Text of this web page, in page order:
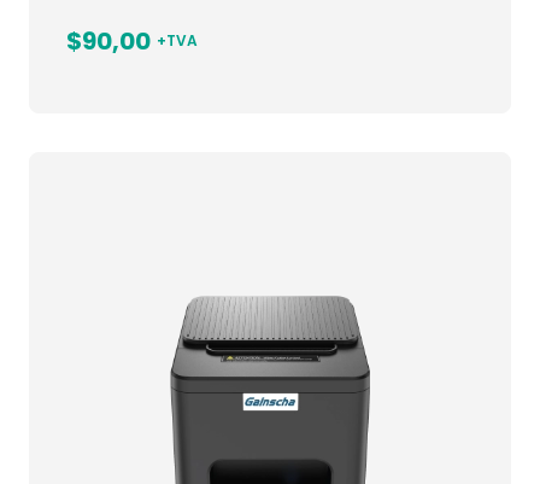
$90,00 +TVA